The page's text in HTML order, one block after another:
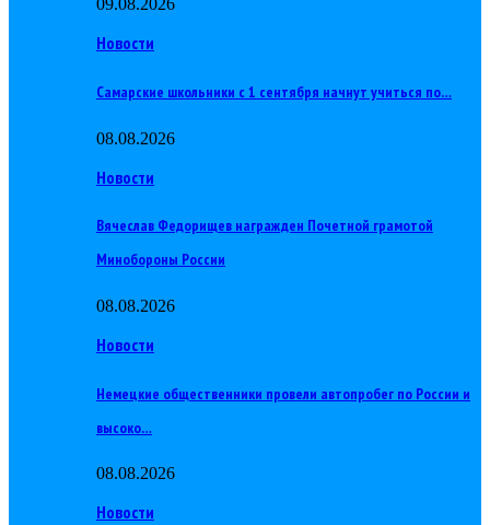
09.08.2026
Новости
Самарские школьники с 1 сентября начнут учиться по…
08.08.2026
Новости
Вячеслав Федорищев награжден Почетной грамотой
Минобороны России
08.08.2026
Новости
Немецкие общественники провели автопробег по России и
высоко…
08.08.2026
Новости